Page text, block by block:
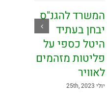
המשרד להגנ"ס
יבחן בעתיד
היטל כספי על
פליטות מזהמים
לאוויר
יולי 25th, 2023